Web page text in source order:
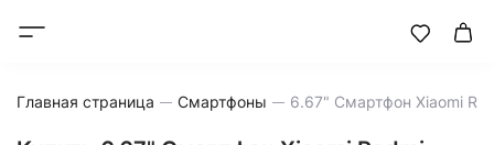
Главная страница Смартфоны